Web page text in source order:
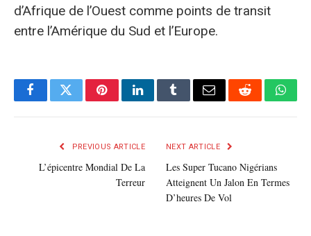
d’Afrique de l’Ouest comme points de transit
entre l’Amérique du Sud et l’Europe.
FacebookTwitterPinterestLinkedInTumblrE-
Reddit
PREVIOUS ARTICLE
L’épicentre Mondial De La
Terreur
NEXT ARTICLE
Les Super Tucano Nigérians
Atteignent Un Jalon En Termes
D’heures De Vol